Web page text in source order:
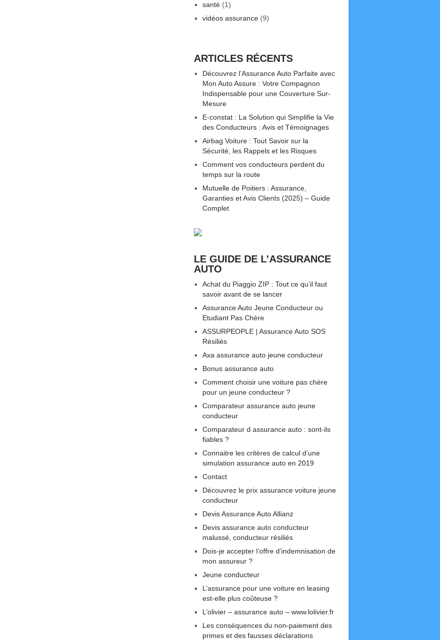
santé (1)
vidéos assurance (9)
ARTICLES RÉCENTS
Découvrez l’Assurance Auto Parfaite avec
Mon Auto Assure : Votre Compagnon
Indispensable pour une Couverture Sur-
Mesure
E-constat : La Solution qui Simplifie la Vie
des Conducteurs : Avis et Témoignages
Airbag Voiture : Tout Savoir sur la
Sécurité, les Rappels et les Risques
Comment vos conducteurs perdent du
temps sur la route
Mutuelle de Poitiers : Assurance,
Garanties et Avis Clients (2025) – Guide
Complet
LE GUIDE DE L’ASSURANCE
AUTO
Achat du Piaggio ZIP : Tout ce qu’il faut
savoir avant de se lancer
Assurance Auto Jeune Conducteur ou
Etudiant Pas Chère
ASSURPEOPLE | Assurance Auto SOS
Résiliés
Axa assurance auto jeune conducteur
Bonus assurance auto
Comment choisir une voiture pas chère
pour un jeune conducteur ?
Comparateur assurance auto jeune
conducteur
Comparateur d assurance auto : sont-ils
fiables ?
Connaitre les critères de calcul d’une
simulation assurance auto en 2019
Contact
Découvrez le prix assurance voiture jeune
conducteur
Devis Assurance Auto Allianz
Devis assurance auto conducteur
malussé, conducteur résiliés
Dois-je accepter l’offre d’indemnisation de
mon assureur ?
Jeune conducteur
L’assurance pour une voiture en leasing
est-elle plus coûteuse ?
L’olivier – assurance auto – www.lolivier.fr
Les conséquences du non-paiement des
primes et des fausses déclarations